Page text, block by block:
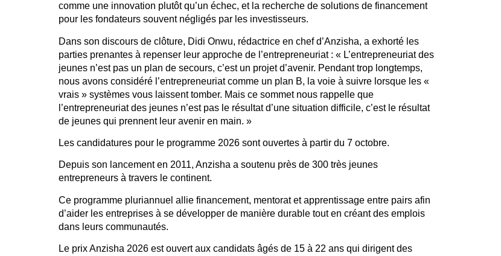
comme une innovation plutôt qu’un échec, et la recherche de solutions de financement
pour les fondateurs souvent négligés par les investisseurs.
Dans son discours de clôture, Didi Onwu, rédactrice en chef d’Anzisha, a exhorté les
parties prenantes à repenser leur approche de l’entrepreneuriat : « L’entrepreneuriat des
jeunes n’est pas un plan de secours, c’est un projet d’avenir. Pendant trop longtemps,
nous avons considéré l’entrepreneuriat comme un plan B, la voie à suivre lorsque les «
vrais » systèmes vous laissent tomber. Mais ce sommet nous rappelle que
l’entrepreneuriat des jeunes n’est pas le résultat d’une situation difficile, c’est le résultat
de jeunes qui prennent leur avenir en main. »
Les candidatures pour le programme 2026 sont ouvertes à partir du 7 octobre.
Depuis son lancement en 2011, Anzisha a soutenu près de 300 très jeunes
entrepreneurs à travers le continent.
Ce programme pluriannuel allie financement, mentorat et apprentissage entre pairs afin
d’aider les entreprises à se développer de manière durable tout en créant des emplois
dans leurs communautés.
Le prix Anzisha 2026 est ouvert aux candidats âgés de 15 à 22 ans qui dirigent des